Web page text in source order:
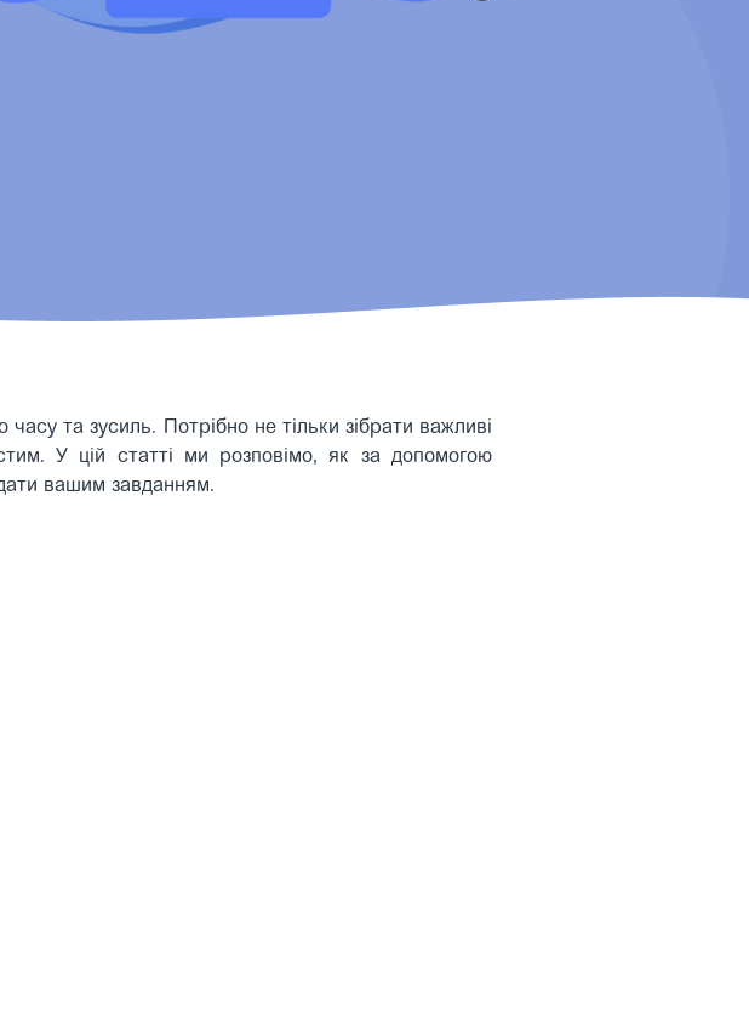
та зусиль. Потрібно не тільки зібрати важливі
У цій статті ми розповімо, як за допомогою
вашим завданням.